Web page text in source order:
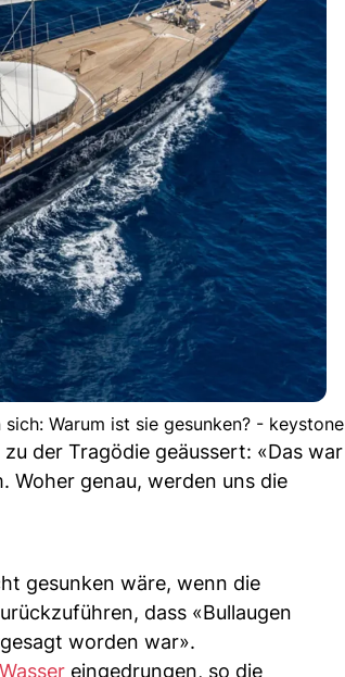
Warum ist sie gesunken? - keystone
der Tragödie geäussert: «Das war
Woher genau, werden uns die
gesunken wäre, wenn die
dass «Bullaugen
worden war».
Wasser eingedrungen, so die